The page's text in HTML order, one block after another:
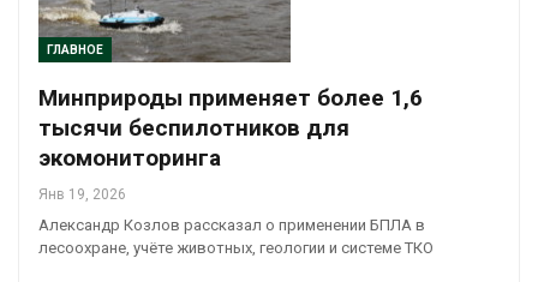
ГЛАВНОЕ
Минприроды применяет более 1,6
тысячи беспилотников для
экомониторинга
Янв 19, 2026
Александр Козлов рассказал о применении БПЛА в
лесоохране, учёте животных, геологии и системе ТКО